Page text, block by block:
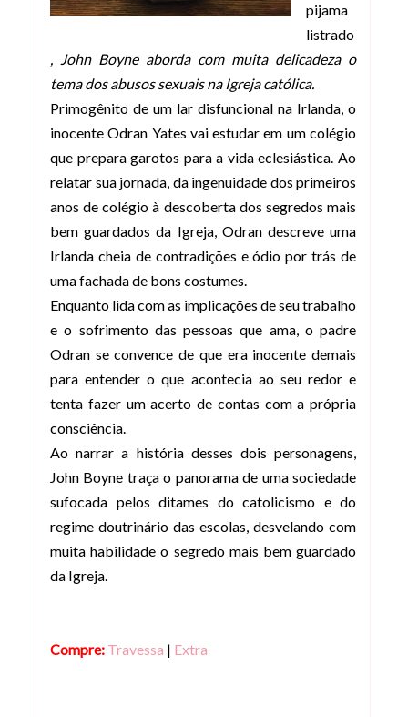
pijama
listrado
, John Boyne aborda com muita delicadeza o
tema dos abusos sexuais na Igreja católica.
Primogênito de um lar disfuncional na Irlanda, o
inocente Odran Yates vai estudar em um colégio
que prepara garotos para a vida eclesiástica. Ao
relatar sua jornada, da ingenuidade dos primeiros
anos de colégio à descoberta dos segredos mais
bem guardados da Igreja, Odran descreve uma
Irlanda cheia de contradições e ódio por trás de
uma fachada de bons costumes.
Enquanto lida com as implicações de seu trabalho
e o sofrimento das pessoas que ama, o padre
Odran se convence de que era inocente demais
para entender o que acontecia ao seu redor e
tenta fazer um acerto de contas com a própria
consciência.
Ao narrar a história desses dois personagens,
John Boyne traça o panorama de uma sociedade
sufocada pelos ditames do catolicismo e do
regime doutrinário das escolas, desvelando com
muita habilidade o segredo mais bem guardado
da Igreja.
Compre: Travessa | Extra